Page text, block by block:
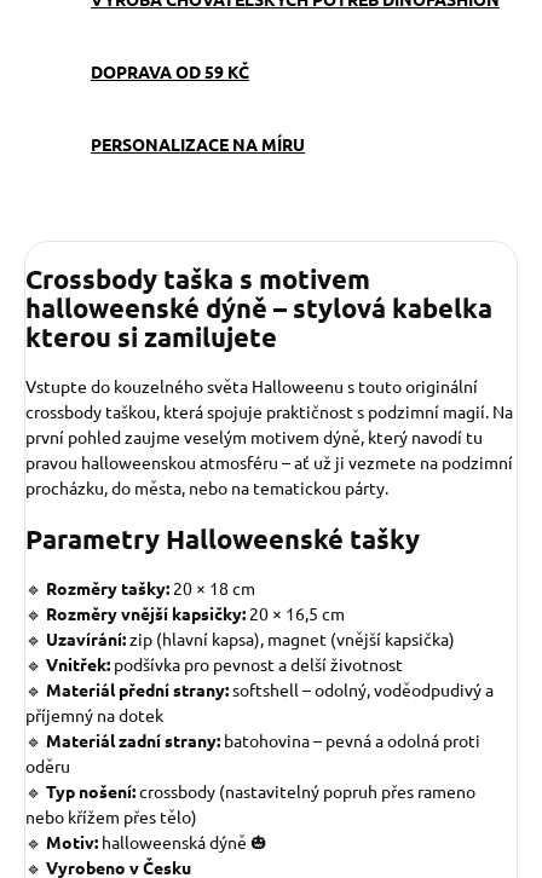
DOPRAVA OD 59 KČ
PERSONALIZACE NA MÍRU
Crossbody taška s motivem
halloweenské dýně – stylová kabelka
kterou si zamilujete
Vstupte do kouzelného světa Halloweenu s touto originální
crossbody taškou, která spojuje praktičnost s podzimní magií. Na
první pohled zaujme veselým motivem dýně, který navodí tu
pravou halloweenskou atmosféru – ať už ji vezmete na podzimní
procházku, do města, nebo na tematickou párty.
Parametry Halloweenské tašky
🔹 Rozměry tašky: 20 × 18 cm
🔹 Rozměry vnější kapsičky: 20 × 16,5 cm
🔹 Uzavírání:zip (hlavní kapsa), magnet (vnější kapsička)
🔹 Vnitřek: podšívka pro pevnost a delší životnost
🔹 Materiál přední strany:softshell – odolný, voděodpudivý a
příjemný na dotek
🔹 Materiál zadní strany: batohovina – pevná a odolná proti
oděru
🔹 Typ nošení:crossbody (nastavitelný popruh přes rameno
nebo křížem přes tělo)
🔹 Motiv: halloweenská dýně 🎃
🔹 Vyrobeno v Česku